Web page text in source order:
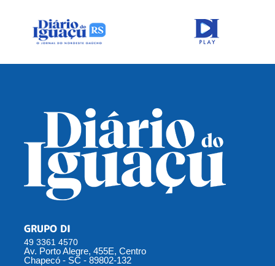
GRUPO DI
49 3361 4570
Av. Porto Alegre, 455E, Centro
Chapecó - SC - 89802-132